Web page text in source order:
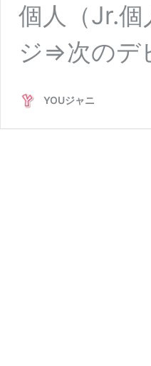
個人（Jr.
ジ⇒次のデ
YOUジャニ